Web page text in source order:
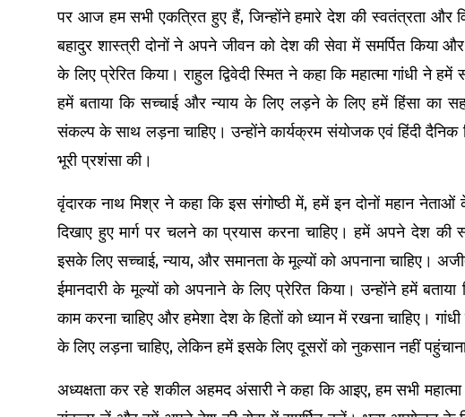
पर आज हम सभी एकत्रित हुए हैं, जिन्होंने हमारे देश की स्वतंत्रता और
बहादुर शास्त्री दोनों ने अपने जीवन को देश की सेवा में समर्पित किया
के लिए प्रेरित किया। राहुल द्विवेदी स्मित ने कहा कि महात्मा गांधी ने
हमें बताया कि सच्चाई और न्याय के लिए लड़ने के लिए हमें हिंसा का
संकल्प के साथ लड़ना चाहिए। उन्होंने कार्यक्रम संयोजक एवं हिंदी दैनिक
भूरी प्रशंसा की।
वृंदारक नाथ मिश्र ने कहा कि इस संगोष्ठी में, हमें इन दोनों महान
दिखाए हुए मार्ग पर चलने का प्रयास करना चाहिए। हमें अपने देश
इसके लिए सच्चाई, न्याय, और समानता के मूल्यों को अपनाना चाहिए।
ईमानदारी के मूल्यों को अपनाने के लिए प्रेरित किया। उन्होंने हमें
काम करना चाहिए और हमेशा देश के हितों को ध्यान में रखना चाहिए।
के लिए लड़ना चाहिए, लेकिन हमें इसके लिए दूसरों को नुकसान नहीं पहुंचाना
अध्यक्षता कर रहे शकील अहमद अंसारी ने कहा कि आइए, हम सभी